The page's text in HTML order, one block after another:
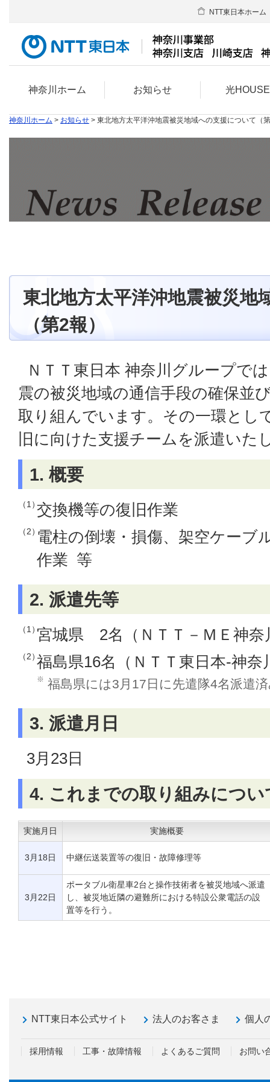
神奈川ホーム お知らせ 光HOUSE
NTT東日本ホーム
神奈川ホーム > お知らせ > 東北地方太平洋沖地震被災地域への支援について（
東北地方太平洋沖地震被災地
（第2報）
ＮＴＴ東日本 神奈川グループで
震の被災地域の通信手段の確保並
取り組んでいます。その一環とし
旧に向けた支援チームを派遣いた
1. 概要
（1）交換機等の復旧作業
（2）電柱の倒壊・損傷、架空ケーブ
作業 等
2. 派遣先等
（1）宮城県 2名（ＮＴＴ－ＭＥ神奈
（2）福島県16名（ＮＴＴ東日本-神奈
※ 福島県には3月17日に先遣隊4名派遣
3. 派遣月日
3月23日
4. これまでの取り組みについ
実施月日 実施概要
3月18日 中継伝送装置等の復旧・故障修理等
3月22日
ポータブル衛星車2台と操作技術者を被災地域へ派遣
し、被災地近隣の避難所における特設公衆電話の設
置等を行う。
NTT東日本公式サイト 法人のお客さま 個人
採用情報 工事・故障情報 よくあるご質問 お問い